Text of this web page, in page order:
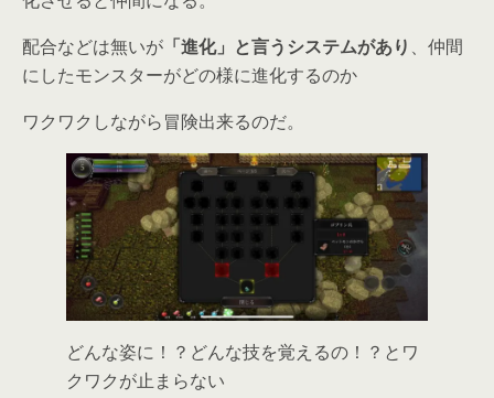
配合などは無いが 「進化」と言うシステムがあり 、仲間
にしたモンスターがどの様に進化するのか
ワクワクしながら冒険出来るのだ。
どんな姿に！？どんな技を覚えるの！？とワ
クワクが止まらない